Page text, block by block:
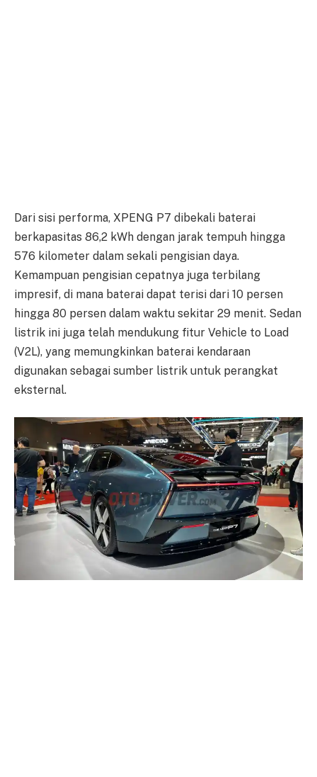
Dari sisi performa, XPENG P7 dibekali baterai
berkapasitas 86,2 kWh dengan jarak tempuh hingga
576 kilometer dalam sekali pengisian daya.
Kemampuan pengisian cepatnya juga terbilang
impresif, di mana baterai dapat terisi dari 10 persen
hingga 80 persen dalam waktu sekitar 29 menit. Sedan
listrik ini juga telah mendukung fitur Vehicle to Load
(V2L), yang memungkinkan baterai kendaraan
digunakan sebagai sumber listrik untuk perangkat
eksternal.